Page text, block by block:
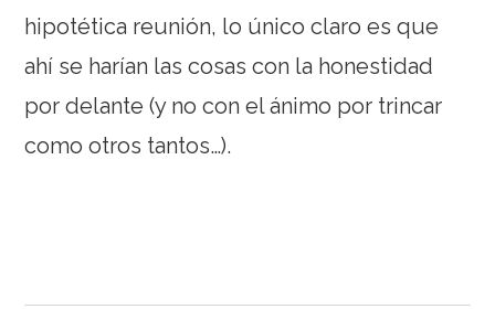
hipotética reunión, lo único claro es que
ahí se harían las cosas con la honestidad
por delante (y no con el ánimo por trincar
como otros tantos…).